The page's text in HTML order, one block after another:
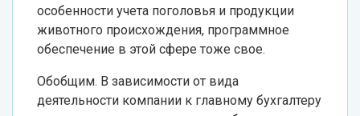
особенности учета поголовья и продукции
животного происхождения, программное
обеспечение в этой сфере тоже свое.
Обобщим. В зависимости от вида
деятельности компании к главному бухгалтеру